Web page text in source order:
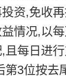
资,免收
情况,以
且每日进
第3位按去